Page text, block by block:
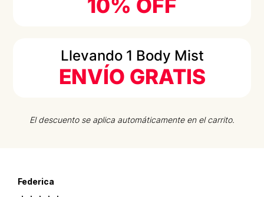
10% OFF
Llevando 1 Body Mist
ENVÍO GRATIS
El descuento se aplica automáticamente en el carrito.
Federica